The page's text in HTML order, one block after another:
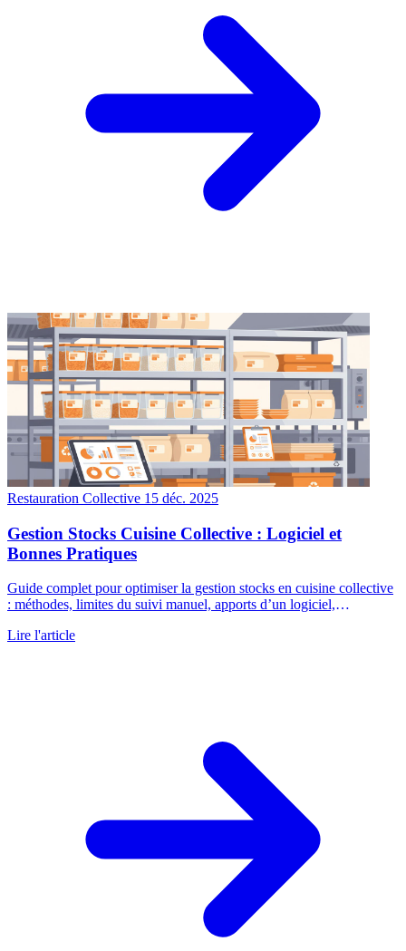
Restauration Collective 15 déc. 2025
Gestion Stocks Cuisine Collective : Logiciel et
Bonnes Pratiques
Guide complet pour optimiser la gestion stocks en cuisine collective
: méthodes, limites du suivi manuel, apports d’un logiciel,
Lire l'article